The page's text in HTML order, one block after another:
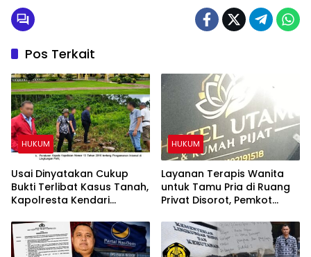
Pos Terkait
HUKUM
Usai Dinyatakan Cukup
Bukti Terlibat Kasus Tanah,
Kapolresta Kendari
dari Jabatan
HUKUM
Layanan Terapis Wanita
untuk Tamu Pria di Ruang
Privat Disorot, Pemkot
Perizinan Rumah Pijat Utami